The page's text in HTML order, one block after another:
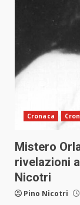
Cronaca
Mistero
rivelazioni
Nicotri
Pino Nicotri